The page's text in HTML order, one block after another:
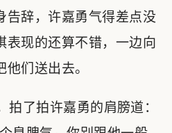
告辞，许嘉勇气得差点没
表现的还算不错，一边向
们送出去。
了拍许嘉勇的肩膀道：